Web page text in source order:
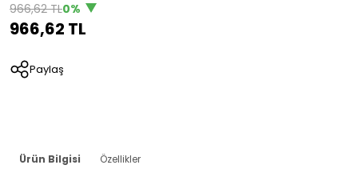
966,62 TL0%
966,62 TL
Paylaş
Ürün Bilgisi Özellikler